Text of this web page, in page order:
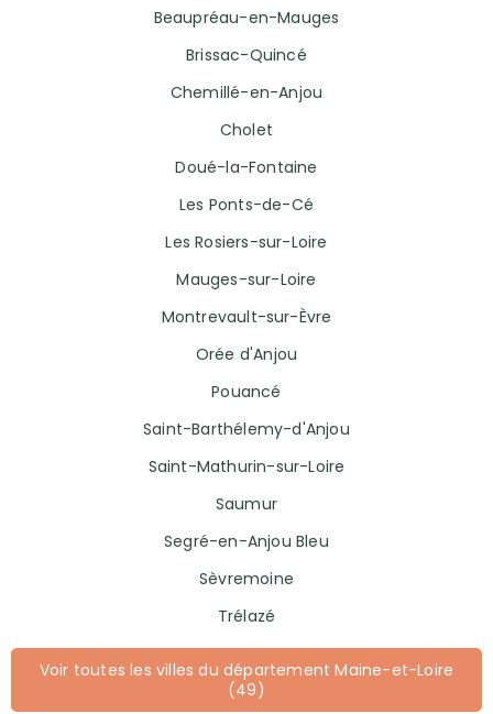
Beaupréau-en-Mauges
Brissac-Quincé
Chemillé-en-Anjou
Cholet
Doué-la-Fontaine
Les Ponts-de-Cé
Les Rosiers-sur-Loire
Mauges-sur-Loire
Montrevault-sur-Èvre
Orée d'Anjou
Pouancé
Saint-Barthélemy-d'Anjou
Saint-Mathurin-sur-Loire
Saumur
Segré-en-Anjou Bleu
Sèvremoine
Trélazé
Voir toutes les villes du département Maine-et-Loire
(49)